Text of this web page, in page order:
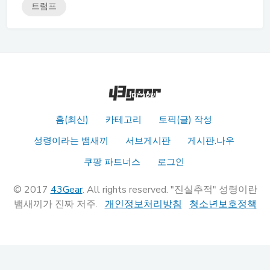
트럼프
홈(최신) 카테고리
토픽(글) 작성
성령이라는 뱀새끼
서브게시판
게시판.나우
쿠팡 파트너스
로그인
© 2017 43Gear. All rights reserved. "진실추적" 성령이란
뱀새끼가 진짜 저주. 개인정보처리방침 청소년보호정책